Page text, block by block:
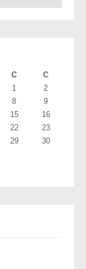
С С
1
2
8
9
15
16
22
23
29
30